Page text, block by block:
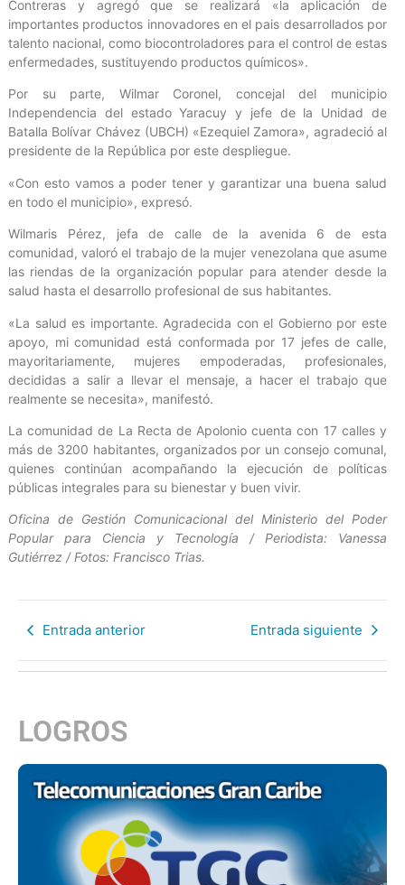
Contreras y agregó que se realizará «la aplicación de
importantes productos innovadores en el pais desarrollados por
talento nacional, como biocontroladores para el control de estas
enfermedades, sustituyendo productos químicos».
Por su parte, Wilmar Coronel, concejal del municipio
Independencia del estado Yaracuy y jefe de la Unidad de
Batalla Bolívar Chávez (UBCH) «Ezequiel Zamora», agradeció al
presidente de la República por este despliegue.
«Con esto vamos a poder tener y garantizar una buena salud
en todo el municipio», expresó.
Wilmaris Pérez, jefa de calle de la avenida 6 de esta
comunidad, valoró el trabajo de la mujer venezolana que asume
las riendas de la organización popular para atender desde la
salud hasta el desarrollo profesional de sus habitantes.
«La salud es importante. Agradecida con el Gobierno por este
apoyo, mi comunidad está conformada por 17 jefes de calle,
mayoritariamente, mujeres empoderadas, profesionales,
decididas a salir a llevar el mensaje, a hacer el trabajo que
realmente se necesita», manifestó.
La comunidad de La Recta de Apolonio cuenta con 17 calles y
más de 3200 habitantes, organizados por un consejo comunal,
quienes continúan acompañando la ejecución de políticas
públicas integrales para su bienestar y buen vivir.
Oficina de Gestión Comunicacional del Ministerio del Poder
Popular para Ciencia y Tecnología / Periodista: Vanessa
Gutiérrez / Fotos: Francisco Trias.
Entrada anterior Entrada siguiente
LOGROS